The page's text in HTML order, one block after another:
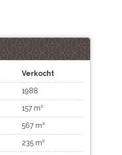
Verkocht
1988
157 m²
567 m³
235 m²